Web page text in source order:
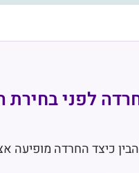
לפני בחירת
כיצד החרדה מופיעה